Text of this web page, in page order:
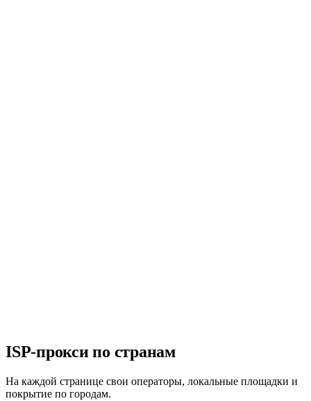
ISP-прокси по странам
На каждой странице свои операторы, локальные площадки и
покрытие по городам.